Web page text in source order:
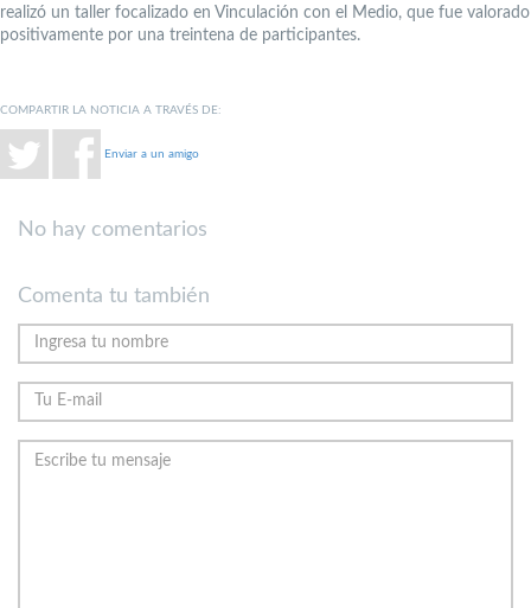
realizó un taller focalizado en Vinculación con el Medio, que fue valorado
positivamente por una treintena de participantes.
COMPARTIR LA NOTICIA A TRAVÉS DE:
Enviar a un amigo
No hay comentarios
Comenta tu también